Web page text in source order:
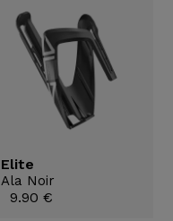
Elite
Ala Noir
9.90 €